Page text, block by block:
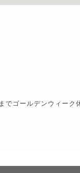
でゴールデンウィーク